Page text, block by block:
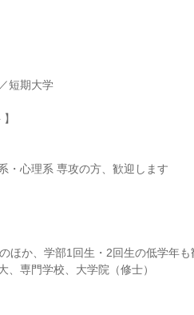
短期大学
・心理系 専攻の方、歓迎します
ほか、学部1回生・2回生の低学年も
、専門学校、大学院（修士）